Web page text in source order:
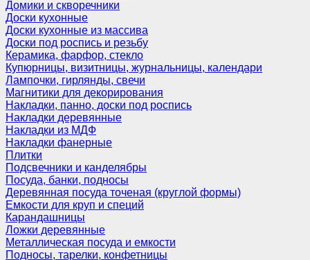
Домики и скворечники
Доски кухонные
Доски кухонные из массива
Доски под роспись и резьбу
Керамика, фарфор, стекло
Купюрницы, визитницы, журнальницы, календари
Лампочки, гирлянды, свечи
Магнитики для декорирования
Накладки, панно, доски под роспись
Накладки деревянные
Накладки из МДФ
Накладки фанерные
Плитки
Подсвечники и канделябры
Посуда, банки, подносы
Деревянная посуда точеная (круглой формы)
Емкости для круп и специй
Карандашницы
Ложки деревянные
Металлическая посуда и емкости
Подносы, тарелки, конфетницы